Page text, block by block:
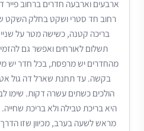
רחוב חד סטרי ושקט בחלק השקט
בריכה קטנה, כשישה מטר על
תשלום לאורחים ואפשר גם
מהחדרים יש מרפסת, בכל חדר יש
הולכים כשתים עשרה דקות. שימו
היא בריכת טבילה ולא בריכת
מראש לשעה בערב, מכיוון שזו הדרך